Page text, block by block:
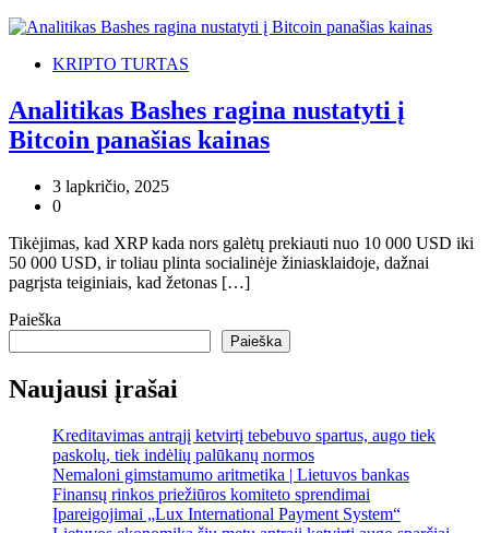
KRIPTO TURTAS
Analitikas Bashes ragina nustatyti į
Bitcoin panašias kainas
3 lapkričio, 2025
0
Tikėjimas, kad XRP kada nors galėtų prekiauti nuo 10 000 USD iki
50 000 USD, ir toliau plinta socialinėje žiniasklaidoje, dažnai
pagrįsta teiginiais, kad žetonas […]
Paieška
Paieška
Naujausi įrašai
Kreditavimas antrąjį ketvirtį tebebuvo spartus, augo tiek
paskolų, tiek indėlių palūkanų normos
Nemaloni gimstamumo aritmetika | Lietuvos bankas
Finansų rinkos priežiūros komiteto sprendimai
Įpareigojimai „Lux International Payment System“